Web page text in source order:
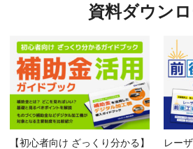
資料ダウン
【初心者向け ざっくり分かる】
レー